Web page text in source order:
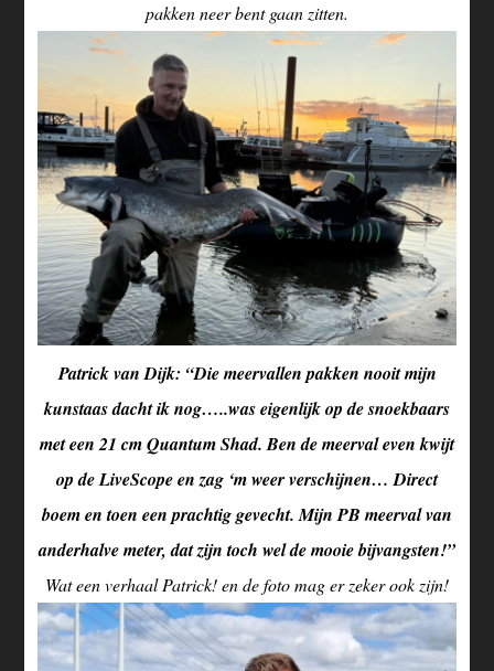
pakken neer bent gaan zitten.
Patrick van Dijk: “Die meervallen pakken nooit mijn
kunstaas dacht ik nog…..was eigenlijk op de snoekbaars
met een 21 cm Quantum Shad. Ben de meerval even kwijt
op de LiveScope en zag ‘m weer verschijnen… Direct
boem en toen een prachtig gevecht. Mijn PB meerval van
anderhalve meter, dat zijn toch wel de mooie bijvangsten!”
Wat een verhaal Patrick! en de foto mag er zeker ook zijn!